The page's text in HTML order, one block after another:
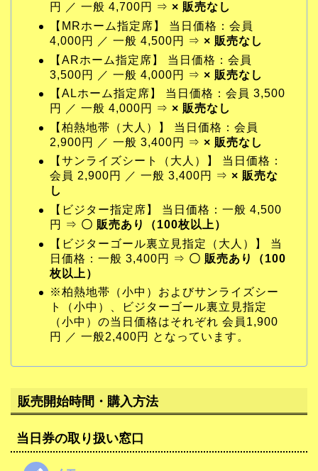
円 ／ 一般 4,700円 ⇒ × 販売なし
【MRホーム指定席】 当日価格：会員
4,000円 ／ 一般 4,500円 ⇒ × 販売なし
【ARホーム指定席】 当日価格：会員
3,500円 ／ 一般 4,000円 ⇒ × 販売なし
【ALホーム指定席】 当日価格：会員 3,500
円 ／ 一般 4,000円 ⇒ × 販売なし
【柏熱地帯（大人）】 当日価格：会員
2,900円 ／ 一般 3,400円 ⇒ × 販売なし
【サンライズシート（大人）】 当日価格：
会員 2,900円 ／ 一般 3,400円 ⇒ × 販売な
し
【ビジター指定席】 当日価格：一般 4,500
円 ⇒ 〇 販売あり（100枚以上）
【ビジターゴール裏立見指定（大人）】 当
日価格：一般 3,400円 ⇒ 〇 販売あり（100
枚以上）
※柏熱地帯（小中）およびサンライズシー
ト（小中）、ビジターゴール裏立見指定
（小中）の当日価格はそれぞれ 会員1,900
円 ／ 一般2,400円 となっています。
販売開始時間・購入方法
当日券の取り扱い窓口